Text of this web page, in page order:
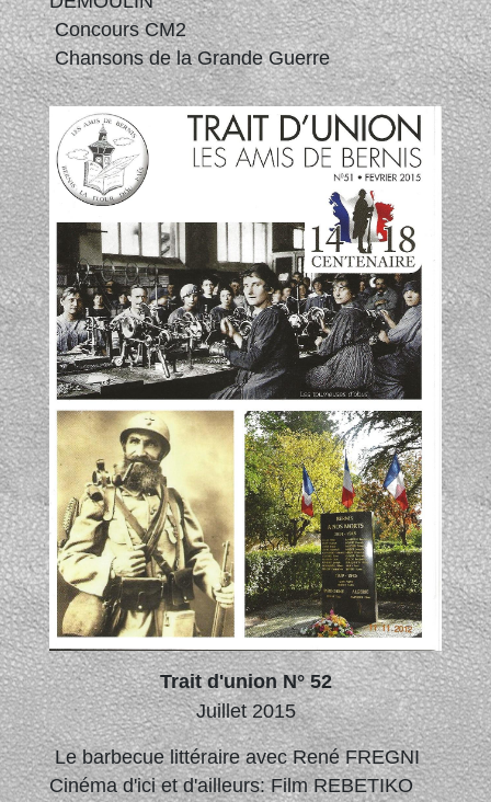
Concours CM2
Chansons de la Grande Guerre
Trait d'union N° 52
Juillet 2015
Le barbecue littéraire avec René FREGNI
Cinéma d'ici et d'ailleurs: Film REBETIKO